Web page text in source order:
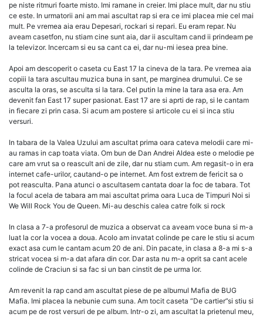
pe niste ritmuri foarte misto. Imi ramane in creier. Imi place mult, dar nu stiu
ce este. In urmatorii ani am mai ascultat rap si era ce imi placea mie cel mai
mult. Pe vremea aia erau Depesari, rockari si repari. Eu eram repar. Nu
aveam casetfon, nu stiam cine sunt aia, dar ii ascultam cand ii prindeam pe
la televizor. Incercam si eu sa cant ca ei, dar nu-mi iesea prea bine.
Apoi am descoperit o caseta cu East 17 la cineva de la tara. Pe vremea aia
copiii la tara ascultau muzica buna in sant, pe marginea drumului. Ce se
asculta la oras, se asculta si la tara. Cel putin la mine la tara asa era. Am
devenit fan East 17 super pasionat. East 17 are si aprti de rap, si le cantam
in fiecare zi prin casa. Si acum am postere si articole cu ei si inca stiu
versuri.
In tabara de la Valea Uzului am ascultat prima oara cateva melodii care mi-
au ramas in cap toata viata. Om bun de Dan Andrei Aldea este o melodie pe
care am vrut sa o reascult ani de zile, dar nu stiam cum. Am regasit-o in era
internet cafe-urilor, cautand-o pe internet. Am fost extrem de fericit sa o
pot reasculta. Pana atunci o ascultasem cantata doar la foc de tabara. Tot
la focul acela de tabara am mai ascultat prima oara Luca de Timpuri Noi si
We Will Rock You de Queen. Mi-au deschis calea catre folk si rock
In clasa a 7-a profesorul de muzica a observat ca aveam voce buna si m-a
luat la cor la vocea a doua. Acolo am invatat colinde pe care le stiu si acum
exact asa cum le cantam acum 20 de ani. Din pacate, in clasa a 8-a mi s-a
stricat vocea si m-a dat afara din cor. Dar asta nu m-a oprit sa cant acele
colinde de Craciun si sa fac si un ban cinstit de pe urma lor.
Am revenit la rap cand am ascultat piese de pe albumul Mafia de BUG
Mafia. Imi placea la nebunie cum suna. Am tocit caseta “De cartier”si stiu si
acum pe de rost versuri de pe album. Intr-o zi, am ascultat la prietenul meu,